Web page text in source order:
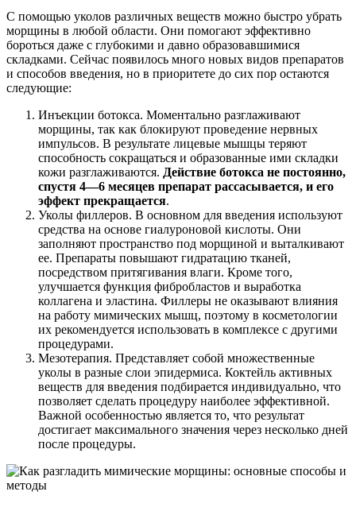
С помощью уколов различных веществ можно быстро убрать
морщины в любой области. Они помогают эффективно
бороться даже с глубокими и давно образовавшимися
складками. Сейчас появилось много новых видов препаратов
и способов введения, но в приоритете до сих пор остаются
следующие:
Инъекции ботокса. Моментально разглаживают
морщины, так как блокируют проведение нервных
импульсов. В результате лицевые мышцы теряют
способность сокращаться и образованные ими складки
кожи разглаживаются. Действие ботокса не постоянно,
спустя 4—6 месяцев препарат рассасывается, и его
эффект прекращается.
Уколы филлеров. В основном для введения используют
средства на основе гиалуроновой кислоты. Они
заполняют пространство под морщиной и выталкивают
ее. Препараты повышают гидратацию тканей,
посредством притягивания влаги. Кроме того,
улучшается функция фибробластов и выработка
коллагена и эластина. Филлеры не оказывают влияния
на работу мимических мышц, поэтому в косметологии
их рекомендуется использовать в комплексе с другими
процедурами.
Мезотерапия. Представляет собой множественные
уколы в разные слои эпидермиса. Коктейль активных
веществ для введения подбирается индивидуально, что
позволяет сделать процедуру наиболее эффективной.
Важной особенностью является то, что результат
достигает максимального значения через несколько дней
после процедуры.